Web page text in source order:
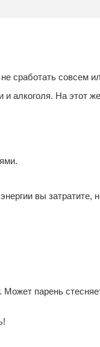
сработать совсем
алкоголя. На этот
вы
парень